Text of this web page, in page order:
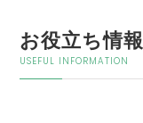
お役立ち情報
USEFUL INFORMATION